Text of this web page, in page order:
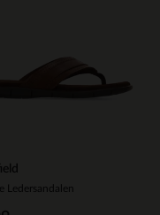
Ledersandalen